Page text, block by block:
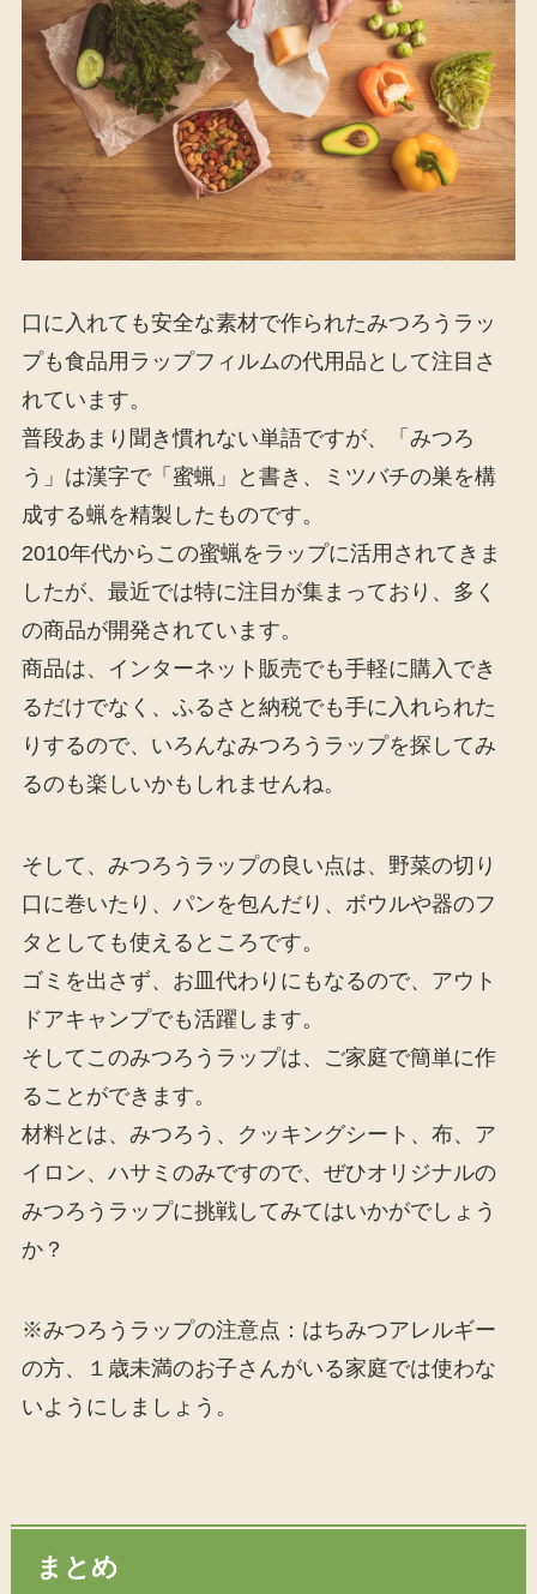
口に入れても安全な素材で作られたみつろうラッ
プも食品用ラップフィルムの代用品として注目さ
れています。
普段あまり聞き慣れない単語ですが、「みつろ
う」は漢字で「蜜蝋」と書き、ミツバチの巣を構
成する蝋を精製したものです。
2010年代からこの蜜蝋をラップに活用されてきま
したが、最近では特に注目が集まっており、多く
の商品が開発されています。
商品は、インターネット販売でも手軽に購入でき
るだけでなく、ふるさと納税でも手に入れられた
りするので、いろんなみつろうラップを探してみ
るのも楽しいかもしれませんね。
そして、みつろうラップの良い点は、野菜の切り
口に巻いたり、パンを包んだり、ボウルや器のフ
タとしても使えるところです。
ゴミを出さず、お皿代わりにもなるので、アウト
ドアキャンプでも活躍します。
そしてこのみつろうラップは、ご家庭で簡単に作
ることができます。
材料とは、みつろう、クッキングシート、布、ア
イロン、ハサミのみですので、ぜひオリジナルの
みつろうラップに挑戦してみてはいかがでしょう
か？
※みつろうラップの注意点：はちみつアレルギー
の方、１歳未満のお子さんがいる家庭では使わな
いようにしましょう。
まとめ